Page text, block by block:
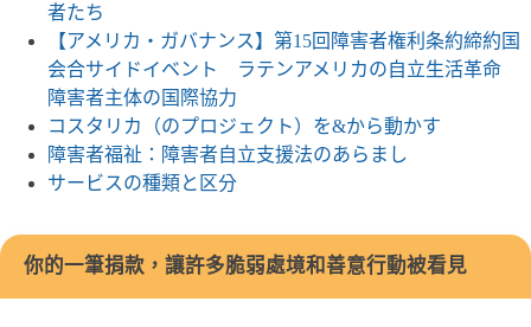
者たち
【アメリカ・ガバナンス】第15回障害者権利条約締約国
会合サイドイベント ラテンアメリカの自立生活革命
障害者主体の国際協力
コスタリカ（のプロジェクト）を&から動かす
障害者福祉：障害者自立支援法のあらまし
サービスの種類と区分
你的一筆捐款，讓許多脆弱處境和善意行動被看見